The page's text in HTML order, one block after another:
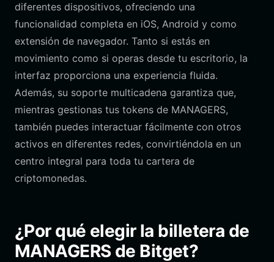
diferentes dispositivos, ofreciendo una
funcionalidad completa en iOS, Android y como
extensión de navegador. Tanto si estás en
movimiento como si operas desde tu escritorio, la
interfaz proporciona una experiencia fluida.
Además, su soporte multicadena garantiza que,
mientras gestionas tus tokens de MANAGERS,
también puedes interactuar fácilmente con otros
activos en diferentes redes, convirtiéndola en un
centro integral para toda tu cartera de
criptomonedas.
¿Por qué elegir la billetera de
MANAGERS de Bitget?